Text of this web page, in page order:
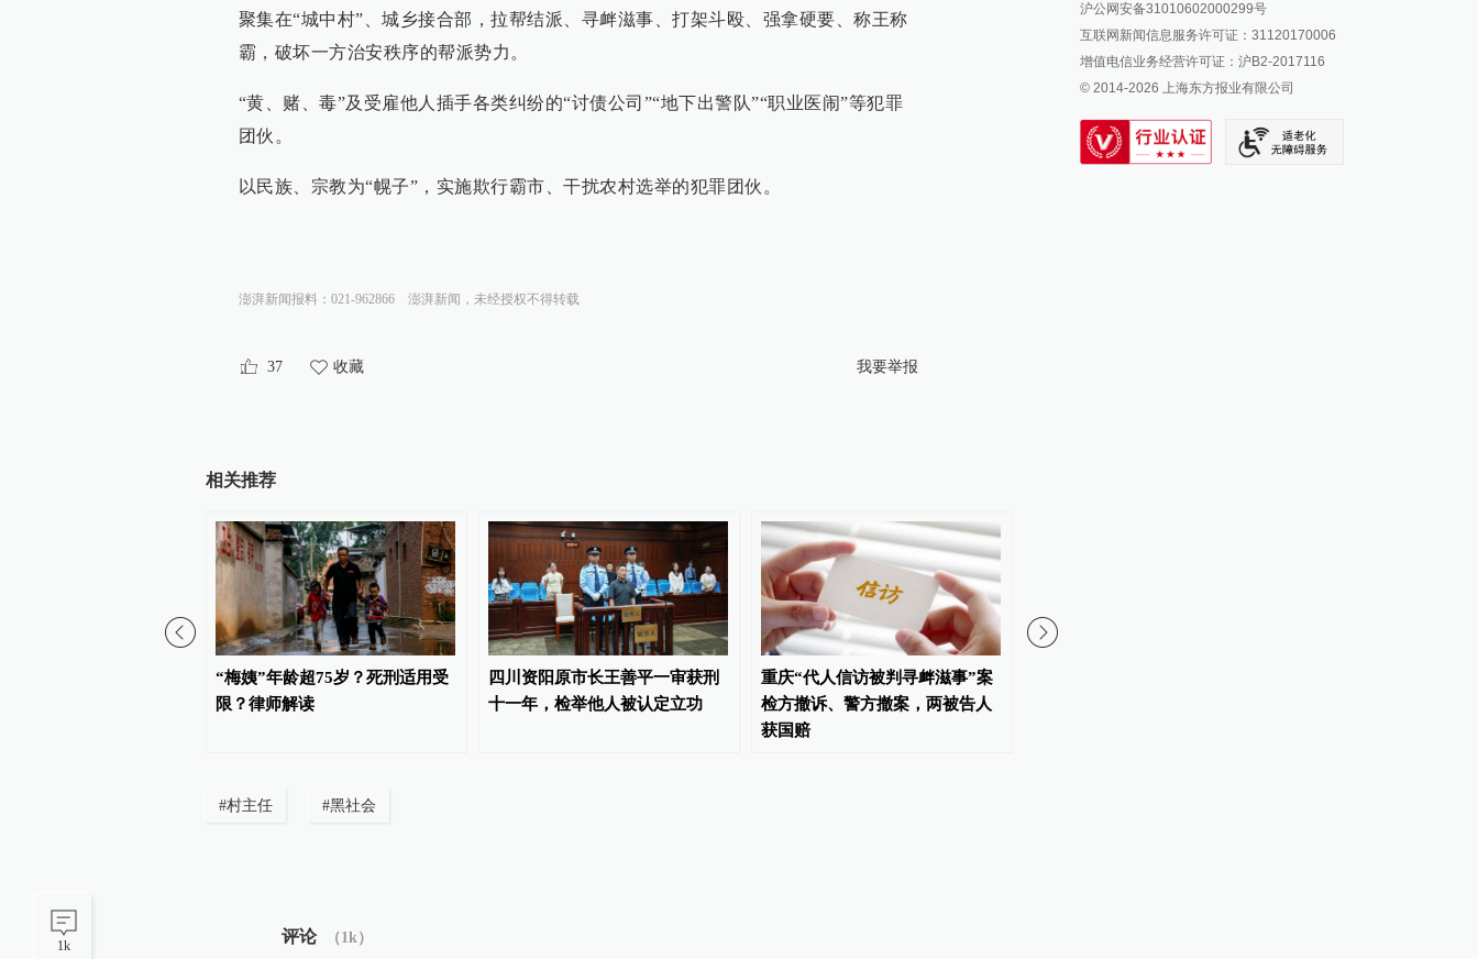
1k
聚集在“城中村”、城乡接合部，拉帮结派、寻衅滋事、打架斗殴、强拿硬要、称王称
霸，破坏一方治安秩序的帮派势力。
“黄、赌、毒”及受雇他人插手各类纠纷的“讨债公司”“地下出警队”“职业医闹”等犯罪
团伙。
以民族、宗教为“幌子”，实施欺行霸市、干扰农村选举的犯罪团伙。
澎湃新闻报料：021-962866 澎湃新闻，未经授权不得转载
37 收藏 我要举报
相关推荐
“梅姨”年龄超75岁？死刑适用受
限？律师解读
四川资阳原市长王善平一审获刑
十一年，检举他人被认定立功
重庆“代人信访被判寻衅滋事”案
检方撤诉、警方撤案，两被告人
获国赔
#村主任 #黑社会
评论 （1k）
澎湃新闻抖音号
派生万物开放平台
IP SHANGHAI
SIXTH TONE
沪公网安备31010602000299号
互联网新闻信息服务许可证：31120170006
增值电信业务经营许可证：沪B2-2017116
© 2014-2026 上海东方报业有限公司